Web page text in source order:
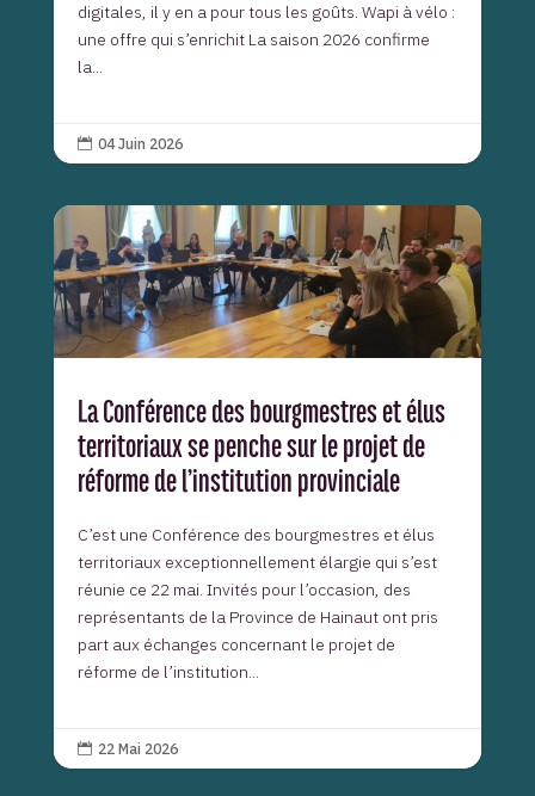
digitales, il y en a pour tous les goûts. Wapi à vélo :
une offre qui s’enrichit La saison 2026 confirme
la...
 04 Juin 2026
La Conférence des bourgmestres et élus
territoriaux se penche sur le projet de
réforme de l’institution provinciale
C’est une Conférence des bourgmestres et élus
territoriaux exceptionnellement élargie qui s’est
réunie ce 22 mai. Invités pour l’occasion, des
représentants de la Province de Hainaut ont pris
part aux échanges concernant le projet de
réforme de l’institution...
 22 Mai 2026